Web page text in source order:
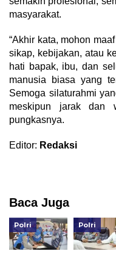
masyarakat.
“Akhir kata, mohon
sikap, kebijakan, atau
hati bapak, ibu, dan
manusia biasa yang
Semoga silaturahmi
meskipun jarak dan
pungkasnya.
Editor: Redaksi
Baca Juga
Polri Polri